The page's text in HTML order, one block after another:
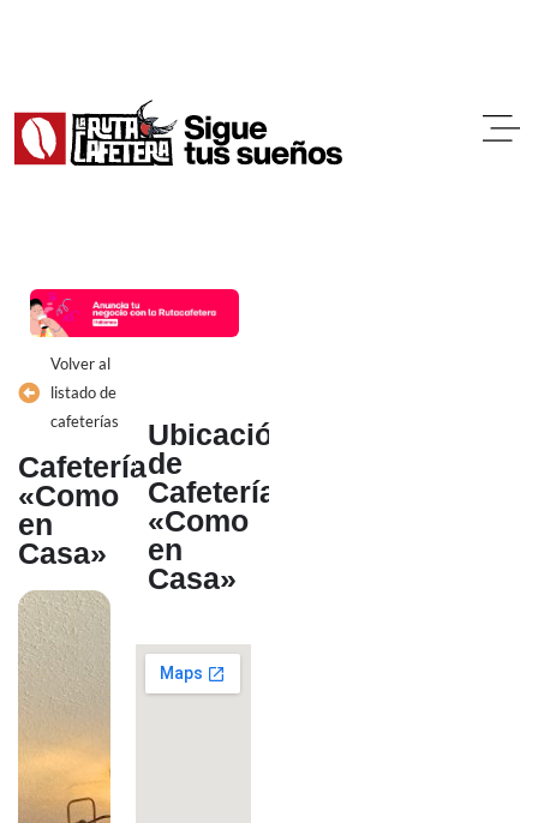
Volver al
listado de
cafeterías
Cafetería
«Como
en
Casa»
Ubicación
de
Cafetería
«Como
en
Casa»